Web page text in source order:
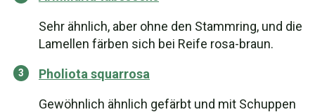
Sehr ähnlich, aber ohne den Stammring, und die
Lamellen färben sich bei Reife rosa-braun.
Pholiota squarrosa
Gewöhnlich ähnlich gefärbt und mit Schuppen